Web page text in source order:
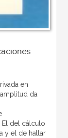
en
da
El del cálculo
y el de hallar